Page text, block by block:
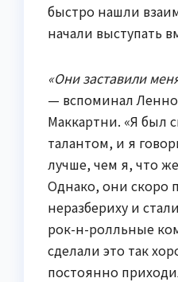
быстро нашли
начали выступать
«Они заставили
— вспоминал
Маккартни. «Я был
талантом, и я
лучше, чем я, что
Однако, они скоро
неразбериху и
рок-н-ролльные
сделали это так
постоянно